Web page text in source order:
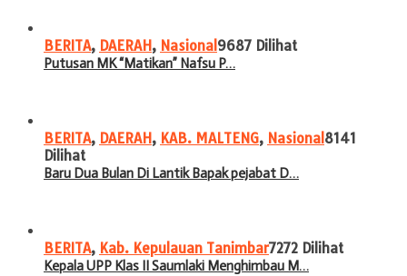
BERITA, DAERAH , Nasional 9687 Dilihat
Putusan MK “Matikan” Nafsu P…
BERITA, DAERAH , KAB. MALTENG, Nasional 8141
Dilihat
Baru Dua Bulan Di Lantik Bapak pejabat D…
BERITA, Kab. Kepulauan Tanimbar7272 Dilihat
Kepala UPP Klas II Saumlaki Menghimbau M…